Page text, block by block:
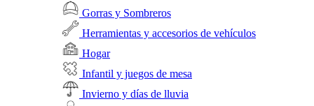
Gorras y Sombreros
Herramientas y accesorios de vehículos
Hogar
Infantil y juegos de mesa
Invierno y días de lluvia